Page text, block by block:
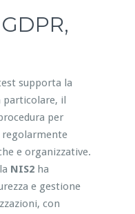
supporta la
particolare, il
per
regolarmente
e organizzative.
NIS2ha
e gestione
con